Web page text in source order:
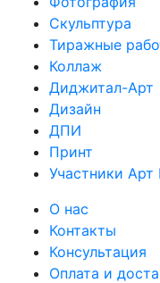
Скульптура
Тиражные
Коллаж
Диджитал-Арт
Дизайн
ДПИ
Принт
Участники Арт
О нас
Контакты
Консультация
Оплата и